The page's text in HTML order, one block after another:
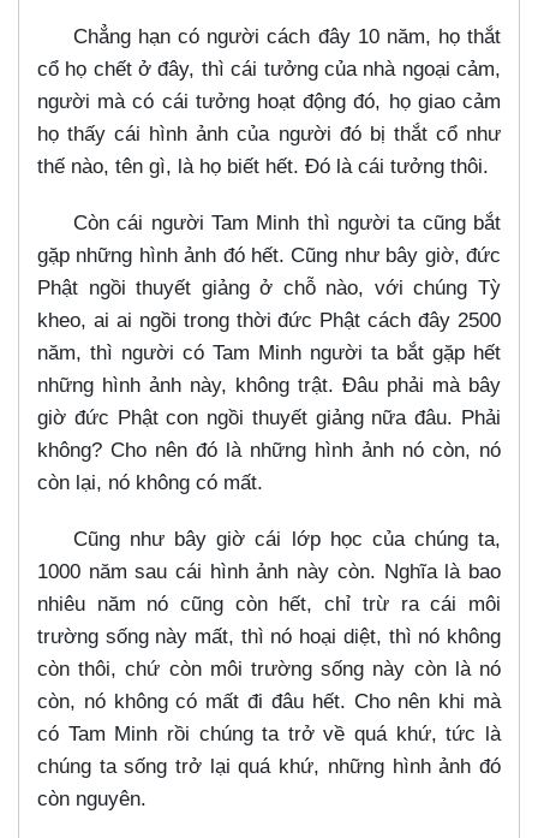
Chẳng hạn có người cách đây 10 năm, họ thắt
cổ họ chết ở đây, thì cái tưởng của nhà ngoại cảm,
người mà có cái tưởng hoạt động đó, họ giao cảm
họ thấy cái hình ảnh của người đó bị thắt cổ như
thế nào, tên gì, là họ biết hết. Đó là cái tưởng thôi.
Còn cái người Tam Minh thì người ta cũng bắt
gặp những hình ảnh đó hết. Cũng như bây giờ, đức
Phật ngồi thuyết giảng ở chỗ nào, với chúng Tỳ
kheo, ai ai ngồi trong thời đức Phật cách đây 2500
năm, thì người có Tam Minh người ta bắt gặp hết
những hình ảnh này, không trật. Đâu phải mà bây
giờ đức Phật con ngồi thuyết giảng nữa đâu. Phải
không? Cho nên đó là những hình ảnh nó còn, nó
còn lại, nó không có mất.
Cũng như bây giờ cái lớp học của chúng ta,
1000 năm sau cái hình ảnh này còn. Nghĩa là bao
nhiêu năm nó cũng còn hết, chỉ trừ ra cái môi
trường sống này mất, thì nó hoại diệt, thì nó không
còn thôi, chứ còn môi trường sống này còn là nó
còn, nó không có mất đi đâu hết. Cho nên khi mà
có Tam Minh rồi chúng ta trở về quá khứ, tức là
chúng ta sống trở lại quá khứ, những hình ảnh đó
còn nguyên.